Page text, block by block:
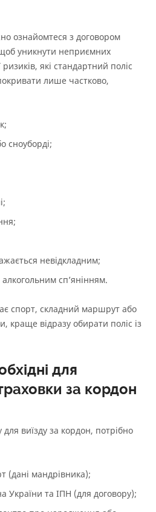
ознайомтеся з договором
уникнути неприємних
які стандартний поліс
лише частково,
сноуборді;
невідкладним;
сп’янінням.
спорт, складний маршрут або
краще відразу обирати поліс із
для
за кордон
виїзду за кордон, потрібно
(дані мандрівника);
України та ІПН (для договору);